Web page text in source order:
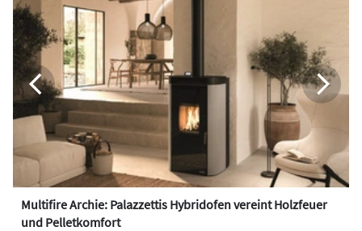
Multifire Archie: Palazzettis Hybridofen vereint Holzfeuer
und Pelletkomfort